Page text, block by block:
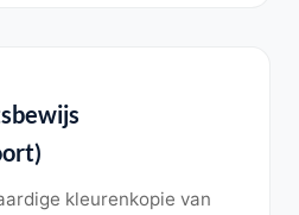
kleurenkopie van